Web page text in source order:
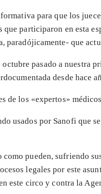
para que los
que participaron en esta
paradójicamente- que
pasado a nuestra
desde hace
de los «expertos»
usados por Sanofi que
pueden, sufriendo
legales por este
este circo y contra la